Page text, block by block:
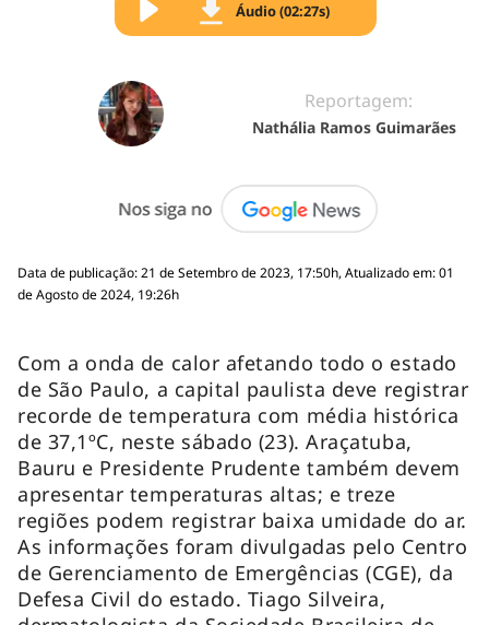
Áudio (02:27s)
Reportagem:
Nathália Ramos Guimarães
Data de publicação: 21 de Setembro de 2023, 17:50h, Atualizado em: 01
de Agosto de 2024, 19:26h
Com a onda de calor afetando todo o estado
de São Paulo, a capital paulista deve registrar
recorde de temperatura com média histórica
de 37,1ºC, neste sábado (23). Araçatuba,
Bauru e Presidente Prudente também devem
apresentar temperaturas altas; e treze
regiões podem registrar baixa umidade do ar.
As informações foram divulgadas pelo Centro
de Gerenciamento de Emergências (CGE), da
Defesa Civil do estado. Tiago Silveira,